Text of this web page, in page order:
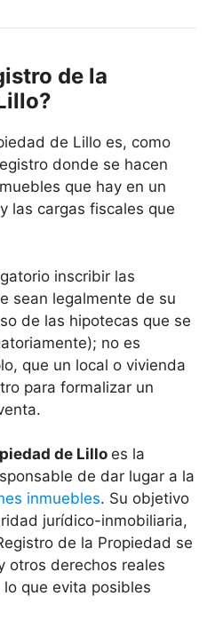
de la
de Lillo es, como
donde se hacen
que hay en un
las cargas fiscales que
inscribir las
sean legalmente de su
de las hipotecas que se
no es
que un local o vivienda
para formalizar un
de Lillo es la
de dar lugar a la
inmuebles. Su objetivo
jurídico-inmobiliaria,
de la Propiedad se
otros derechos reales
que evita posibles